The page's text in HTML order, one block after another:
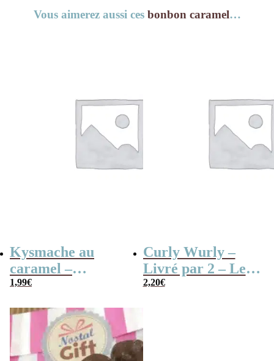
Vous aimerez aussi ces bonbon caramel…
Kysmache au
caramel –
1,99€
Curly Wurly –
Livré par 2 – Les
3 mousquetaires –
2,20€